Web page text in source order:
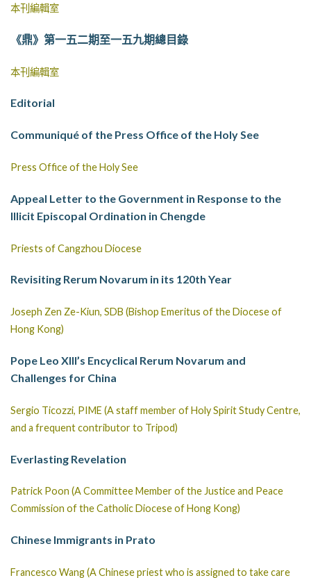
本刊編輯室
《鼎》第一五二期至一五九期總目錄
本刊編輯室
Editorial
Communiqué of the Press Office of the Holy See
Press Office of the Holy See
Appeal Letter to the Government in Response to the
Illicit Episcopal Ordination in Chengde
Priests of Cangzhou Diocese
Revisiting Rerum Novarum in its 120th Year
Joseph Zen Ze-Kiun, SDB (Bishop Emeritus of the Diocese of
Hong Kong)
Pope Leo XIII’s Encyclical Rerum Novarum and
Challenges for China
Sergio Ticozzi, PIME (A staff member of Holy Spirit Study Centre,
and a frequent contributor to Tripod)
Everlasting Revelation
Patrick Poon (A Committee Member of the Justice and Peace
Commission of the Catholic Diocese of Hong Kong)
Chinese Immigrants in Prato
Francesco Wang (A Chinese priest who is assigned to take care